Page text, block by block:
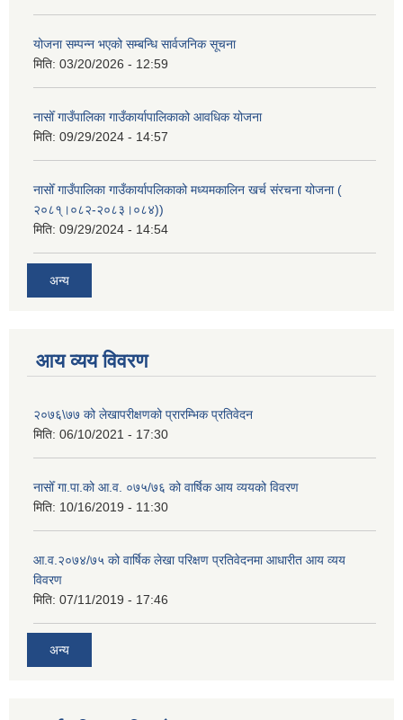
योजना सम्पन्न भएको सम्बन्धि सार्वजनिक सूचना
मिति: 03/20/2026 - 12:59
नासोँ गाउँपालिका गाउँकार्यापालिकाको आवधिक योजना
मिति: 09/29/2024 - 14:57
नासोँ गाउँपालिका गाउँकार्यापलिकाको मध्यमकालिन खर्च संरचना योजना (
२०८१्।०८२-२०८३।०८४))
मिति: 09/29/2024 - 14:54
अन्य
आय व्यय विवरण
२०७६\७७ को लेखापरीक्षणको प्रारम्भिक प्रतिवेदन
मिति: 06/10/2021 - 17:30
नासोँ गा.पा.को आ.व. ०७५/७६ को वार्षिक आय व्ययको विवरण
मिति: 10/16/2019 - 11:30
आ.व.२०७४/७५ को वार्षिक लेखा परिक्षण प्रतिवेदनमा आधारीत आय व्यय
विवरण
मिति: 07/11/2019 - 17:46
अन्य